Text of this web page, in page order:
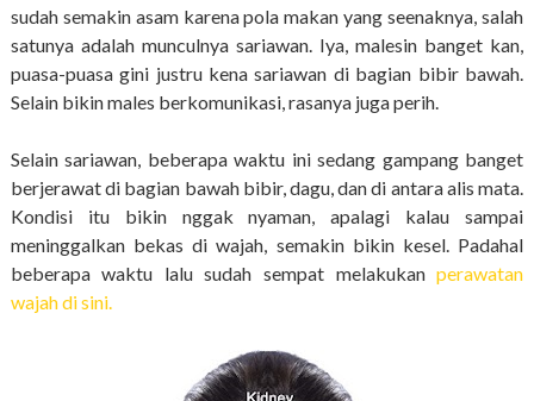
sudah semakin asam karena pola makan yang seenaknya, salah
satunya adalah munculnya sariawan. Iya, malesin banget kan,
puasa-puasa gini justru kena sariawan di bagian bibir bawah.
Selain bikin males berkomunikasi, rasanya juga perih.
Selain sariawan, beberapa waktu ini sedang gampang banget
berjerawat di bagian bawah bibir, dagu, dan di antara alis mata.
Kondisi itu bikin nggak nyaman, apalagi kalau sampai
meninggalkan bekas di wajah, semakin bikin kesel. Padahal
beberapa waktu lalu sudah sempat melakukanperawatan
wajah di sini.